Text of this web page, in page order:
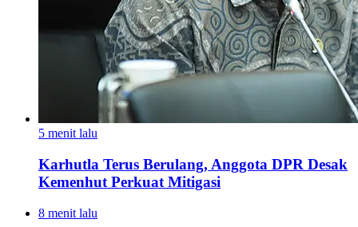
5 menit lalu
Karhutla Terus Berulang, Anggota DPR Desak
Kemenhut Perkuat Mitigasi
8 menit lalu